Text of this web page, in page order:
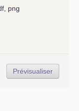
png